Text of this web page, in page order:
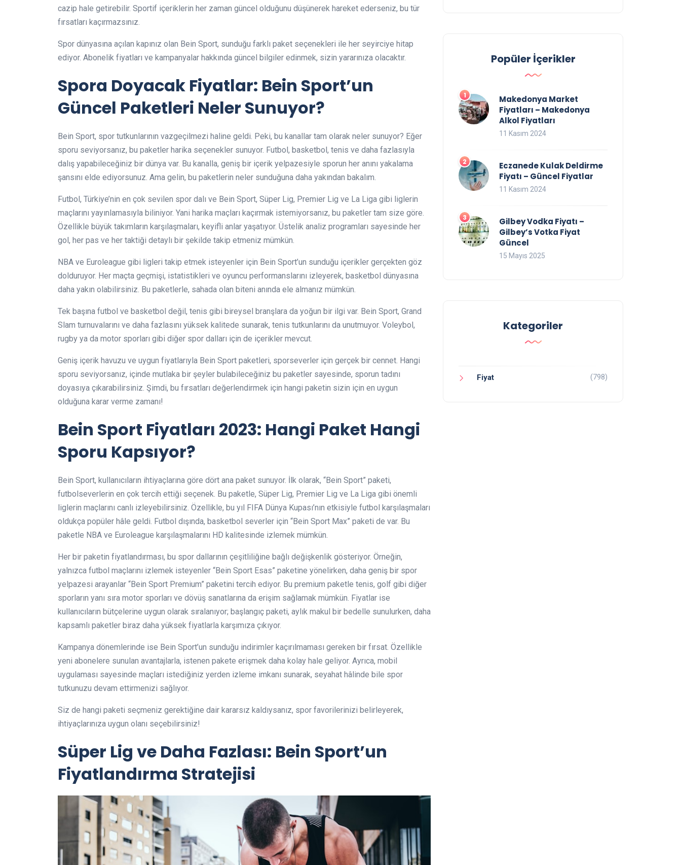
cazip hale getirebilir. Sportif içeriklerin her zaman güncel olduğunu düşünerek hareket ederseniz, bu tür
fırsatları kaçırmazsınız.
Spor dünyasına açılan kapınız olan Bein Sport, sunduğu farklı paket seçenekleri ile her seyirciye hitap
ediyor. Abonelik fiyatları ve kampanyalar hakkında güncel bilgiler edinmek, sizin yararınıza olacaktır.
Spora Doyacak Fiyatlar: Bein Sport’un
Güncel Paketleri Neler Sunuyor?
Bein Sport, spor tutkunlarının vazgeçilmezi haline geldi. Peki, bu kanallar tam olarak neler sunuyor? Eğer
sporu seviyorsanız, bu paketler harika seçenekler sunuyor. Futbol, basketbol, tenis ve daha fazlasıyla
dalış yapabileceğiniz bir dünya var. Bu kanalla, geniş bir içerik yelpazesiyle sporun her anını yakalama
şansını elde ediyorsunuz. Ama gelin, bu paketlerin neler sunduğuna daha yakından bakalım.
Futbol, Türkiye’nin en çok sevilen spor dalı ve Bein Sport, Süper Lig, Premier Lig ve La Liga gibi liglerin
maçlarını yayınlamasıyla biliniyor. Yani harika maçları kaçırmak istemiyorsanız, bu paketler tam size göre.
Özellikle büyük takımların karşılaşmaları, keyifli anlar yaşatıyor. Üstelik analiz programları sayesinde her
gol, her pas ve her taktiği detaylı bir şekilde takip etmeniz mümkün.
NBA ve Euroleague gibi ligleri takip etmek isteyenler için Bein Sport’un sunduğu içerikler gerçekten göz
dolduruyor. Her maçta geçmişi, istatistikleri ve oyuncu performanslarını izleyerek, basketbol dünyasına
daha yakın olabilirsiniz. Bu paketlerle, sahada olan biteni anında ele almanız mümkün.
Tek başına futbol ve basketbol değil, tenis gibi bireysel branşlara da yoğun bir ilgi var. Bein Sport, Grand
Slam turnuvalarını ve daha fazlasını yüksek kalitede sunarak, tenis tutkunlarını da unutmuyor. Voleybol,
rugby ya da motor sporları gibi diğer spor dalları için de içerikler mevcut.
Geniş içerik havuzu ve uygun fiyatlarıyla Bein Sport paketleri, sporseverler için gerçek bir cennet. Hangi
sporu seviyorsanız, içinde mutlaka bir şeyler bulabileceğiniz bu paketler sayesinde, sporun tadını
doyasıya çıkarabilirsiniz. Şimdi, bu fırsatları değerlendirmek için hangi paketin sizin için en uygun
olduğuna karar verme zamanı!
Bein Sport Fiyatları 2023: Hangi Paket Hangi
Sporu Kapsıyor?
Bein Sport, kullanıcıların ihtiyaçlarına göre dört ana paket sunuyor. İlk olarak, “Bein Sport” paketi,
futbolseverlerin en çok tercih ettiği seçenek. Bu paketle, Süper Lig, Premier Lig ve La Liga gibi önemli
liglerin maçlarını canlı izleyebilirsiniz. Özellikle, bu yıl FIFA Dünya Kupası’nın etkisiyle futbol karşılaşmaları
oldukça popüler hâle geldi. Futbol dışında, basketbol severler için “Bein Sport Max” paketi de var. Bu
paketle NBA ve Euroleague karşılaşmalarını HD kalitesinde izlemek mümkün.
Her bir paketin fiyatlandırması, bu spor dallarının çeşitliliğine bağlı değişkenlik gösteriyor. Örneğin,
yalnızca futbol maçlarını izlemek isteyenler “Bein Sport Esas” paketine yönelirken, daha geniş bir spor
yelpazesi arayanlar “Bein Sport Premium” paketini tercih ediyor. Bu premium paketle tenis, golf gibi diğer
sporların yanı sıra motor sporları ve dövüş sanatlarına da erişim sağlamak mümkün. Fiyatlar ise
kullanıcıların bütçelerine uygun olarak sıralanıyor; başlangıç paketi, aylık makul bir bedelle sunulurken, daha
kapsamlı paketler biraz daha yüksek fiyatlarla karşımıza çıkıyor.
Kampanya dönemlerinde ise Bein Sport’un sunduğu indirimler kaçırılmaması gereken bir fırsat. Özellikle
yeni abonelere sunulan avantajlarla, istenen pakete erişmek daha kolay hale geliyor. Ayrıca, mobil
uygulaması sayesinde maçları istediğiniz yerden izleme imkanı sunarak, seyahat hâlinde bile spor
tutkunuzu devam ettirmenizi sağlıyor.
Siz de hangi paketi seçmeniz gerektiğine dair kararsız kaldıysanız, spor favorilerinizi belirleyerek,
ihtiyaçlarınıza uygun olanı seçebilirsiniz!
Süper Lig ve Daha Fazlası: Bein Sport’un
Fiyatlandırma Stratejisi
Popüler İçerikler
Makedonya Market
Fiyatları – Makedonya
Alkol Fiyatları
11 Kasım 2024
Eczanede Kulak Deldirme
Fiyatı – Güncel Fiyatlar
11 Kasım 2024
Gilbey Vodka Fiyatı –
Gilbey’s Votka Fiyat
Güncel
15 Mayıs 2025
Kategoriler
Fiyat (798)